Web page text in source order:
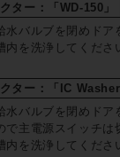
ター：「WD-150」
バルブを閉めド
を洗浄してくださ
ター：「IC Washer
バルブを閉めド
主電源スイッチは
を洗浄してくださ